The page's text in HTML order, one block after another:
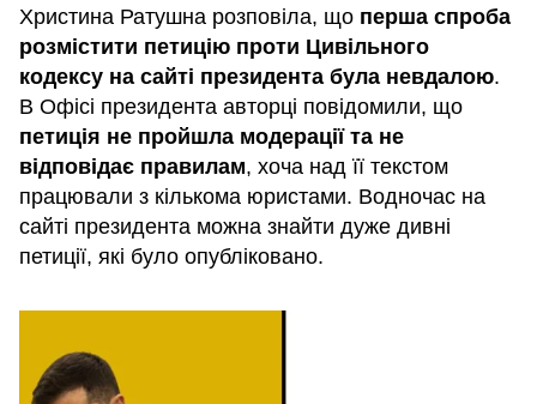
Христина Ратушна розповіла, що перша спроба
розмістити петицію проти Цивільного
кодексу на сайті президента була невдалою.
В Офісі президента авторці повідомили, що
петиція не пройшла модерації та не
відповідає правилам, хоча над її текстом
працювали з кількома юристами. Водночас на
сайті президента можна знайти дуже дивні
петиції, які було опубліковано.